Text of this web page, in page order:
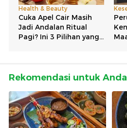
Rekomendasi untuk Anda